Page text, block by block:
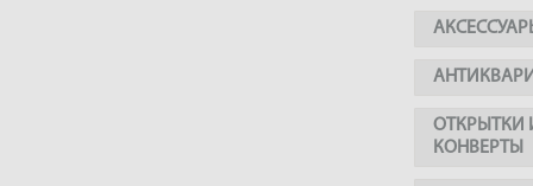
ОТКРЫТКИ
КОНВЕРТЫ